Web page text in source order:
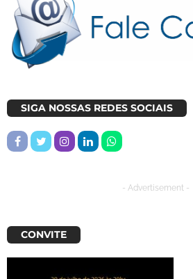
SIGA NOSSAS REDES SOCIAIS
- Advertisement -
CONVITE